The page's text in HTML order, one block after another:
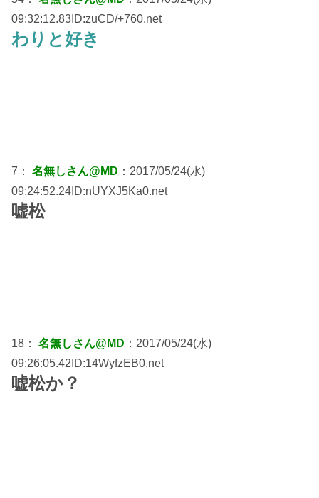
09:32:12.83ID:zuCD/+760.net
わりと好き
7： 名無しさん@MD ：2017/05/24(水)
09:24:52.24ID:nUYXJ5Ka0.net
嘘松
18： 名無しさん@MD ：2017/05/24(水)
09:26:05.42ID:14WyfzEB0.net
嘘松か？